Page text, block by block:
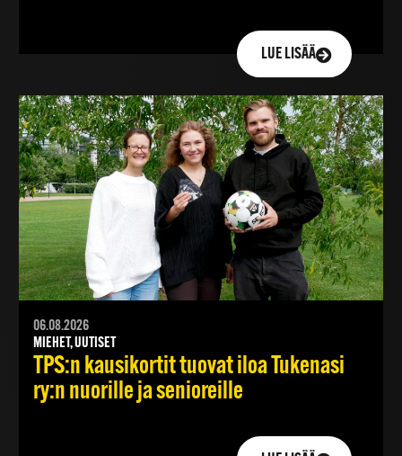
LUE LISÄÄ
06.08.2026
MIEHET, UUTISET
TPS:n kausikortit tuovat iloa Tukenasi
ry:n nuorille ja senioreille